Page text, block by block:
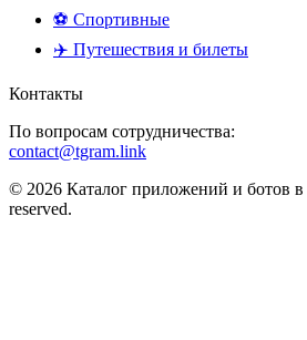
⚽ Спортивные
✈️ Путешествия и билеты
Контакты
По вопросам сотрудничества:
contact@tgram.link
© 2026 Каталог приложений и ботов
reserved.